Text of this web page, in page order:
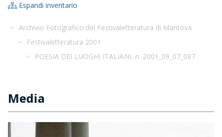
Espandi inventario
Archivio Fotografico del Festivaletteratura di Mantova
Festivaletteratura 2001
POESIA DEI LUOGHI ITALIANI, n. 2001_09_07_087
Media